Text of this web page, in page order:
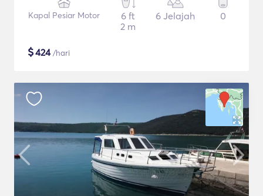
Kapal Pesiar Motor
6 ft
2 m
6 Jelajah 0
$424/hari